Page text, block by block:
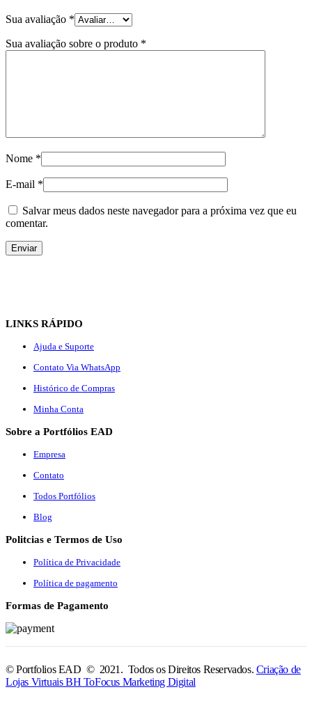
Sua avaliação *
Sua avaliação sobre o produto *
Nome *
E-mail *
Salvar meus dados neste navegador para a próxima vez que eu
comentar.
LINKS RÁPIDO
Ajuda e Suporte
Contato Via WhatsApp
Histórico de Compras
Minha Conta
Sobre a Portfólios EAD
Empresa
Contato
Todos Portfólios
Blog
Politcias e Termos de Uso
Política de Privacidade
Política de pagamento
Formas de Pagamento
© Portfolios EAD © 2021. Todos os Direitos Reservados. Criação de
Lojas Virtuais BH ToFocus Marketing Digital